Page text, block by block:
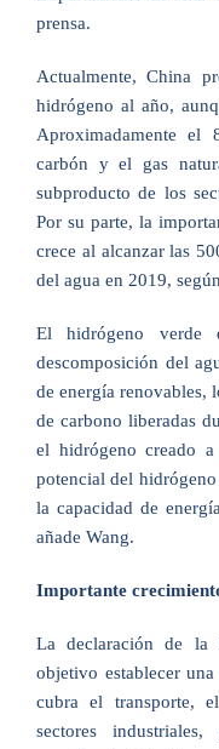
prensa.
Actualmente, China
hidrógeno al año,
Aproximadamente el
carbón y el gas
subproducto de los
Por su parte, la
crece al alcanzar las
del agua en 2019,
El hidrógeno
descomposición del
de energía renovables,
de carbono liberadas
el hidrógeno creado
potencial del
la capacidad de
añade Wang.
Importante
La declaración de la
objetivo establecer
cubra el transporte,
sectores